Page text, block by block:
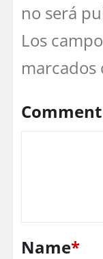
no será
Los
marcados
Comment
Name*